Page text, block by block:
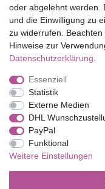
Mein Konto
Service
Versandkosten
Impressum
oder abgelehnt werden.
und die Einwilligung zu
zu widerrufen. Beachten
Hinweise zur
Daten­schutz­erklärung
Essenziell
Statistik
Externe Medien
DHL
PayPal
Funktional
Weitere Einstellungen